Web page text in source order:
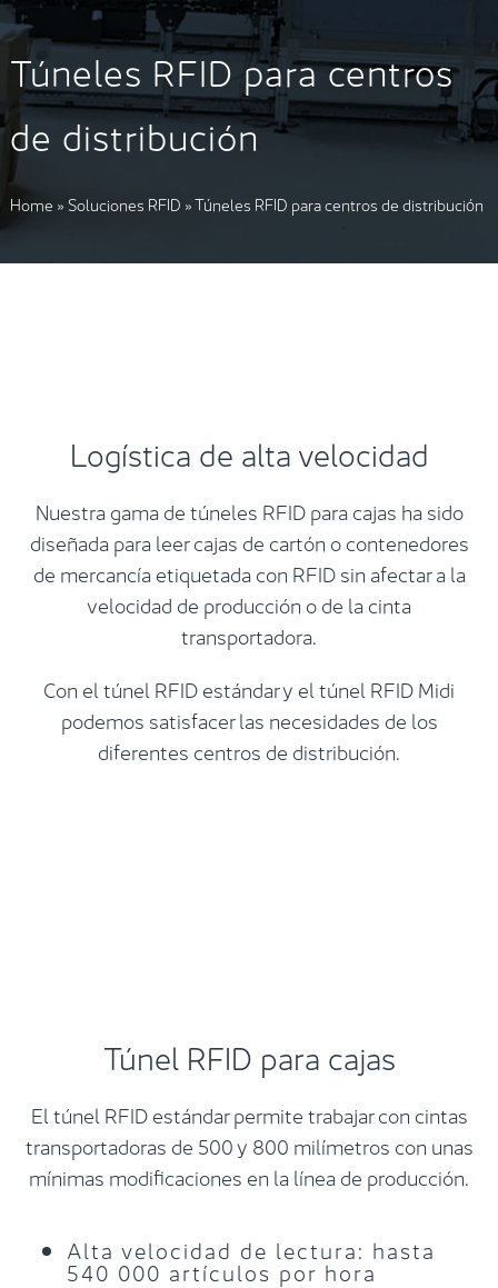
Túneles RFID para centros
de distribución
Home »Soluciones RFID »Túneles RFID para centros de distribución
Logística de alta velocidad
Nuestra gama de túneles RFID para cajas ha sido
diseñada para leer cajas de cartón o contenedores
de mercancía etiquetada con RFID sin afectar a la
velocidad de producción o de la cinta
transportadora.
Con el túnel RFID estándar y el túnel RFID Midi
podemos satisfacer las necesidades de los
diferentes centros de distribución.
Túnel RFID para cajas
El túnel RFID estándar permite trabajar con cintas
transportadoras de 500 y 800 milímetros con unas
mínimas modificaciones en la línea de producción.
Alta velocidad de lectura: hasta
540 000 artículos por hora